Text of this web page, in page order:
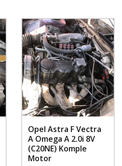
Opel Astra F Vectra
A Omega A 2.0i 8V
(C20NE) Komple
Motor